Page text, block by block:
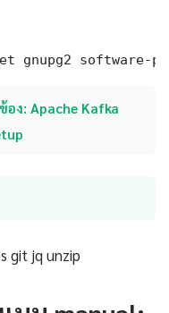
software-
ง: Apache Kafka
git jq unzip